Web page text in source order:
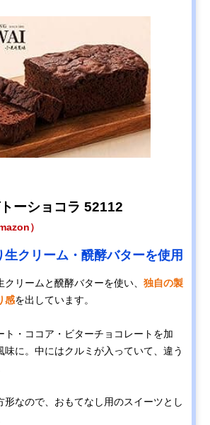
ーショコラ 52112
）
生クリーム・醗酵バターを使用
リームと醗酵バターを使い、 独自の製
感を出しています。
ト・ココア・ビターチョコレートを加
味に。中にはクルミが入っていて、違う
形なので、おもてなし用のスイーツとし